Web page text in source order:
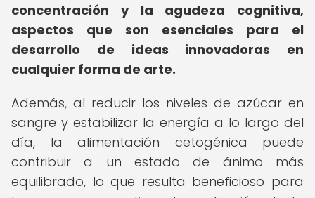
concentración y la agudeza cognitiva,
aspectos que son esenciales para el
desarrollo de ideas innovadoras en
cualquier forma de arte.
Además, al reducir los niveles de azúcar en
sangre y estabilizar la energía a lo largo del
día, la alimentación cetogénica puede
contribuir a un estado de ánimo más
equilibrado, lo que resulta beneficioso para